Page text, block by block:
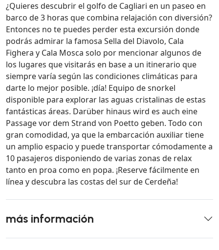
¿Quieres descubrir el golfo de Cagliari en un paseo en
barco de 3 horas que combina relajación con diversión?
Entonces no te puedes perder esta excursión donde
podrás admirar la famosa Sella del Diavolo, Cala
Fighera y Cala Mosca solo por mencionar algunos de
los lugares que visitarás en base a un itinerario que
siempre varía según las condiciones climáticas para
darte lo mejor posible. ¡día! Equipo de snorkel
disponible para explorar las aguas cristalinas de estas
fantásticas áreas. Darüber hinaus wird es auch eine
Passage vor dem Strand von Poetto geben. Todo con
gran comodidad, ya que la embarcación auxiliar tiene
un amplio espacio y puede transportar cómodamente a
10 pasajeros disponiendo de varias zonas de relax
tanto en proa como en popa. ¡Reserve fácilmente en
línea y descubra las costas del sur de Cerdeña!
más información